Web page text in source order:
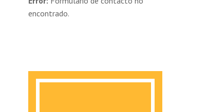
encontrado.